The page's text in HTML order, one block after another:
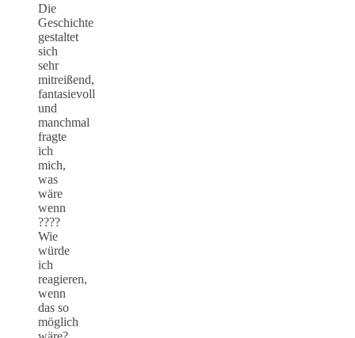
Die
Geschichte
gestaltet
sich
sehr
mitreißend,
fantasievoll
und
manchmal
fragte
ich
mich,
was
wäre
wenn
????
Wie
würde
ich
reagieren,
wenn
das so
möglich